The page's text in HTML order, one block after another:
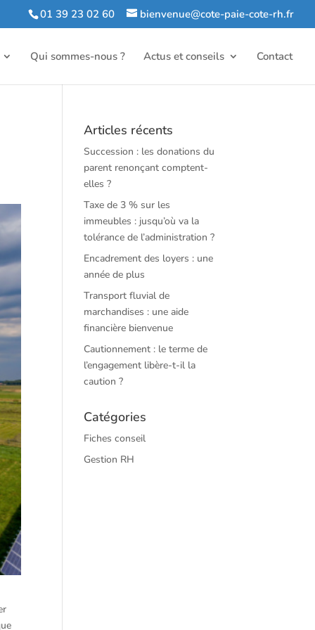
01 39 23 02 60 bienvenue@cote-paie-cote-rh.fr
Qui sommes-nous ? Actus et conseils Contact
Articles récents
Succession : les donations du
parent renonçant comptent-
elles ?
Taxe de 3 % sur les
immeubles : jusqu’où va la
tolérance de l’administration ?
Encadrement des loyers : une
année de plus
Transport fluvial de
marchandises : une aide
financière bienvenue
Cautionnement : le terme de
l’engagement libère-t-il la
caution ?
Catégories
Fiches conseil
Gestion RH